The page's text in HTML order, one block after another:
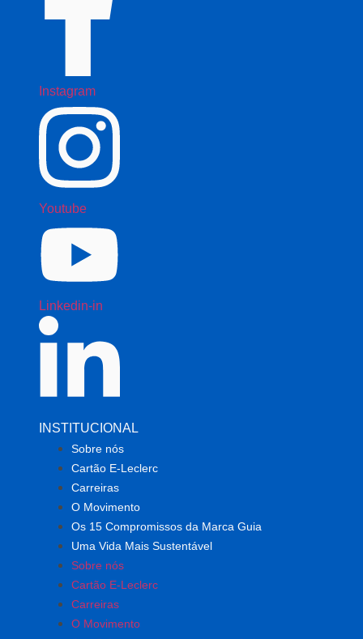
Instagram
Youtube
Linkedin-in
INSTITUCIONAL
Sobre nós
Cartão E-Leclerc
Carreiras
O Movimento
Os 15 Compromissos da Marca Guia
Uma Vida Mais Sustentável
Sobre nós
Cartão E-Leclerc
Carreiras
O Movimento